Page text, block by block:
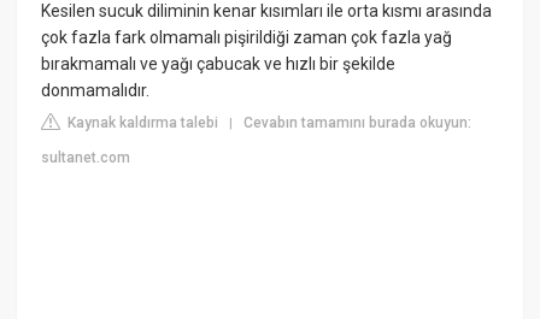
Kesilen sucuk diliminin kenar kısımları ile orta kısmı arasında
çok fazla fark olmamalı pişirildiği zaman çok fazla yağ
bırakmamalı ve yağı çabucak ve hızlı bir şekilde
donmamalıdır.
Kaynak kaldırma talebi |Cevabın tamamını burada okuyun:
sultanet.com